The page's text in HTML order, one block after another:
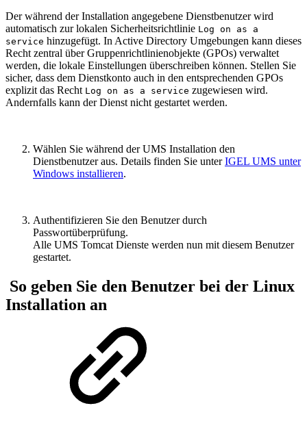
Der während der Installation angegebene Dienstbenutzer wird
automatisch zur lokalen Sicherheitsrichtlinie Log on as a
service hinzugefügt. In Active Directory Umgebungen kann dieses
Recht zentral über Gruppenrichtlinienobjekte (GPOs) verwaltet
werden, die lokale Einstellungen überschreiben können. Stellen Sie
sicher, dass dem Dienstkonto auch in den entsprechenden GPOs
explizit das Recht Log on as a service zugewiesen wird.
Andernfalls kann der Dienst nicht gestartet werden.
Wählen Sie während der UMS Installation den
Dienstbenutzer aus. Details finden Sie unterIGEL UMS unter
Windows installieren.
Authentifizieren Sie den Benutzer durch
Passwortüberprüfung.
Alle UMS Tomcat Dienste werden nun mit diesem Benutzer
gestartet.
So geben Sie den Benutzer bei der Linux
Installation an